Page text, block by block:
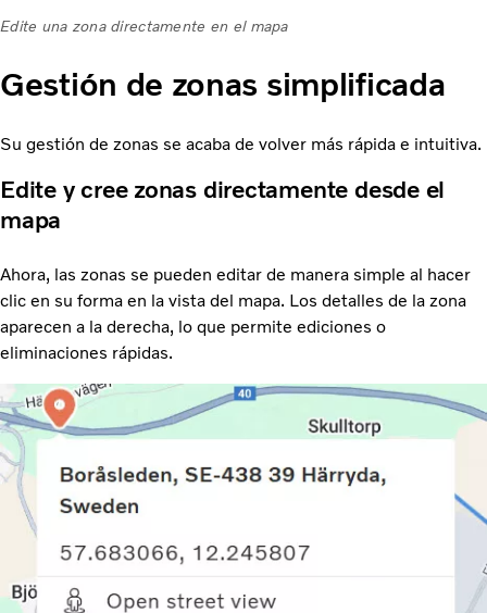
Edite una zona directamente en el mapa
Gestión de zonas simplificada
Su gestión de zonas se acaba de volver más rápida e intuitiva.
Edite y cree zonas directamente desde el
mapa
Ahora, las zonas se pueden editar de manera simple al hacer
clic en su forma en la vista del mapa. Los detalles de la zona
aparecen a la derecha, lo que permite ediciones o
eliminaciones rápidas.